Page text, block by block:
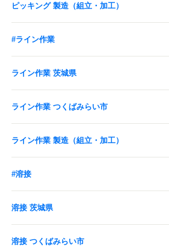
ピッキング 製造（組立・加工）
#ライン作業
ライン作業 茨城県
ライン作業 つくばみらい市
ライン作業 製造（組立・加工）
#溶接
溶接 茨城県
溶接 つくばみらい市